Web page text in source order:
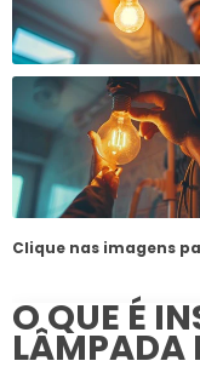
Clique nas imagens
O QUE É
LÂMPADA